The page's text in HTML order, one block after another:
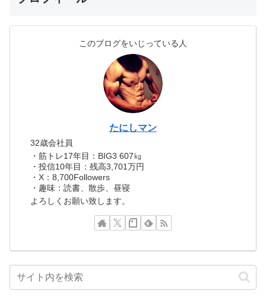
このブログをいじっている人
たにしマン
32歳会社員
・筋トレ17年目：BIG3 607㎏
・投信10年目：残高3,701万円
・X：8,700Followers
・趣味：読書、散歩、昼寝
よろしくお願い致します。